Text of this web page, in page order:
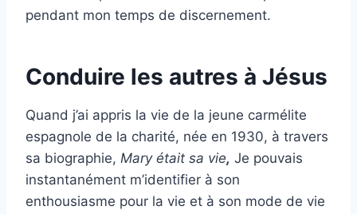
pendant mon temps de discernement.
Conduire les autres à Jésus
Quand j’ai appris la vie de la jeune carmélite
espagnole de la charité, née en 1930, à travers
sa biographie, Mary était sa vie, Je pouvais
instantanément m’identifier à son
enthousiasme pour la vie et à son mode de vie